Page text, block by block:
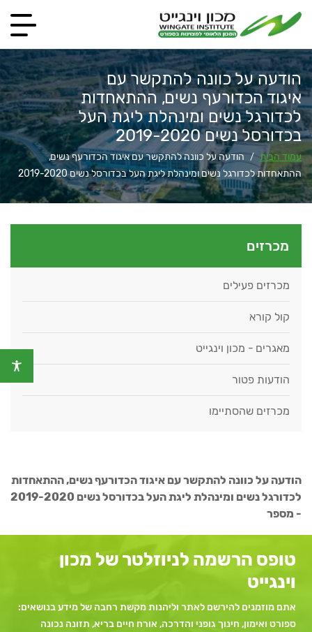
הודעה על כוונה להתקשר עם
איגוד הכדורעף נשים, ההתאחדות
לכדורגל נשים ומינהלת ליגת העל
בכדורסל נשים 2019-2020
עמוד הבית /
הודעה על כוונה להתקשר עם איגוד הכדורעף נשים,
ההתאחדות לכדורגל נשים ומינהלת ליגת העל בכדורסל נשים 2019-2020
מכרזים
מכרזים פעילים
קול קורא
מאגרים - מכון וינגייט
הודעות פטור
מכרזים שהסתיימו
הודעה על כוונה להתקשר עם איגוד הכדורעף נשים, ההתאחדות
לכדורגל נשים ומינהלת ליגת העל בכדורסל נשים 2019-2020
- מספר
טופס הרשמה לניוזלטר של מכון
וינגייט
אתם מוזמנים להירשם לאתר וליהנות מקשת רחבה של מידע בנושאים:
ספורט ואימון, חינוך גופני והדרכה, אורח חיים בריא, תזונה נכונה